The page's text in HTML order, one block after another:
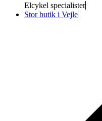
Elcykel specialister
Stor butik i Vejle